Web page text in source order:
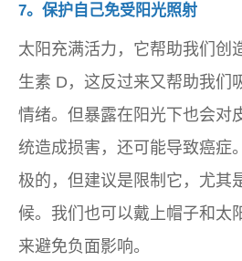
7。保护自己免受阳光照射
太阳充满活力，它帮助我们创
生素 D，这反过来又帮助我们
情绪。但暴露在阳光下也会对
统造成损害，还可能导致癌症
极的，但建议是限制它，尤其
候。我们也可以戴上帽子和太
来避免负面影响。